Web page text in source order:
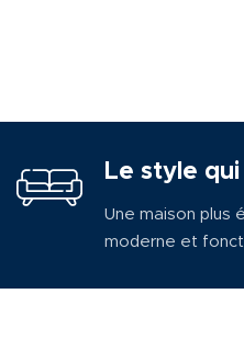
Le style
Une maison plus
moderne et